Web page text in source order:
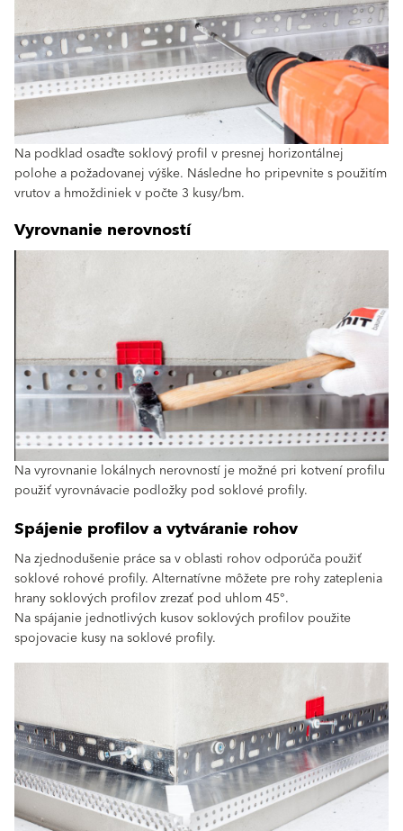
Na podklad osaďte soklový profil v presnej horizontálnej
polohe a požadovanej výške. Následne ho pripevnite s použitím
vrutov a hmoždiniek v počte 3 kusy/bm.
Vyrovnanie nerovností
Na vyrovnanie lokálnych nerovností je možné pri kotvení profilu
použiť vyrovnávacie podložky pod soklové profily.
Spájenie profilov a vytváranie rohov
Na zjednodušenie práce sa v oblasti rohov odporúča použiť
soklové rohové profily. Alternatívne môžete pre rohy zateplenia
hrany soklových profilov zrezať pod uhlom 45°.
Na spájanie jednotlivých kusov soklových profilov použite
spojovacie kusy na soklové profily.